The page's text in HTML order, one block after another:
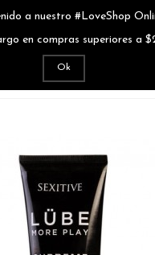
Lubricantes
a nuestro #LoveShop
en compras superiores a
Ok